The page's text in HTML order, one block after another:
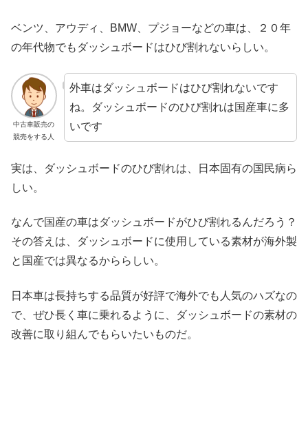
ベンツ、アウディ、BMW、プジョーなどの車は、２０年
の年代物でもダッシュボードはひび割れないらしい。
中古車販売の
競売をする人
外車はダッシュボードはひび割れないです
ね。ダッシュボードのひび割れは国産車に多
いです
実は、ダッシュボードのひび割れは、日本固有の国民病ら
しい。
なんで国産の車はダッシュボードがひび割れるんだろう？
その答えは、ダッシュボードに使用している素材が海外製
と国産では異なるかららしい。
日本車は長持ちする品質が好評で海外でも人気のハズなの
で、ぜひ長く車に乗れるように、ダッシュボードの素材の
改善に取り組んでもらいたいものだ。